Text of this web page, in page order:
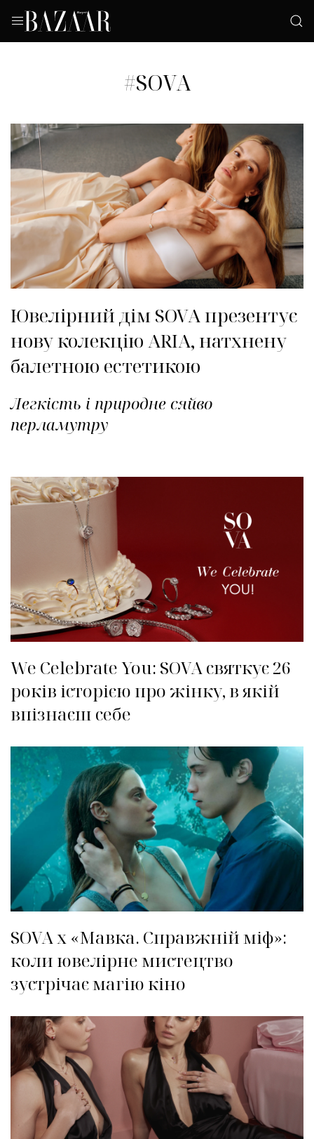
#SOVA
Ювелірний дім SOVA презентує
нову колекцію ARIA, натхнену
балетною естетикою
Легкість і природне сяйво
перламутру
We Celebrate You: SOVA святкує 26
років історією про жінку, в якій
впізнаєш себе
SOVA x «Мавка. Справжній міф»:
коли ювелірне мистецтво
зустрічає магію кіно